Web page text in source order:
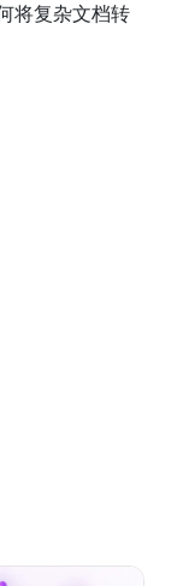
将复杂文档转